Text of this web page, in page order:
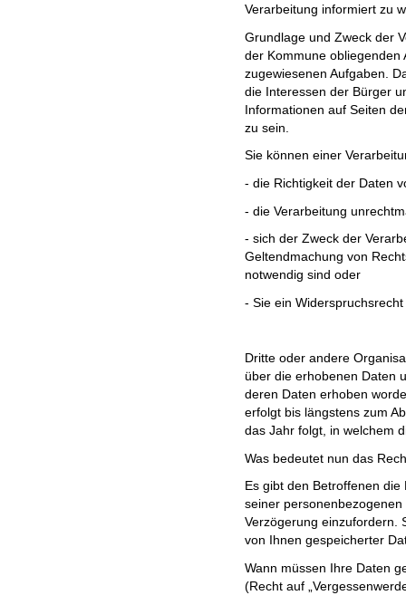
Verarbeitung informiert zu
Grundlage und Zweck der
der Kommune obliegenden
zugewiesenen Aufgaben.
die Interessen der Bürger
Informationen auf Seiten
zu sein.
Sie können einer
- die Richtigkeit der Daten
- die Verarbeitung
- sich der Zweck der
Geltendmachung von
notwendig sind oder
- Sie ein
Dritte oder andere
über die erhobenen Daten
deren Daten erhoben
erfolgt bis längstens zum
das Jahr folgt, in welchem
Was bedeutet nun das
Es gibt den Betroffenen
seiner
Verzögerung einzufordern.
von Ihnen gespeicherter
Wann müssen Ihre Daten
(Recht auf